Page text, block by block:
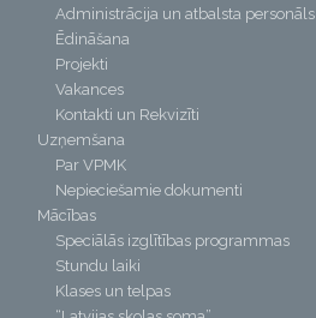
Administrācija un atbalsta personāls
Ēdināšana
Projekti
Vakances
Kontakti un Rekvizīti
Uzņemšana
Par VPMK
Nepieciešamie dokumenti
Mācības
Speciālās izglītības programmas
Stundu laiki
Klases un telpas